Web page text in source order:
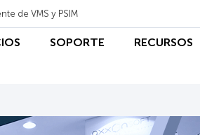
de VMS y PSIM
SOPORTE RECURSOS